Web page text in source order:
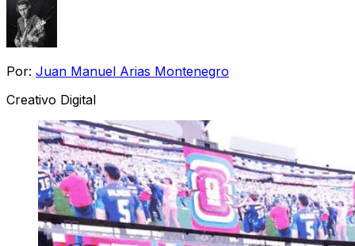
Por: Juan Manuel Arias Montenegro
Creativo Digital